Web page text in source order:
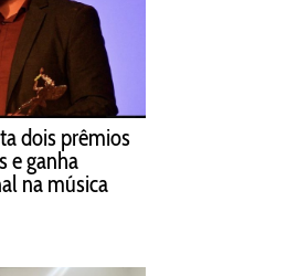
dois prêmios
e ganha
na música